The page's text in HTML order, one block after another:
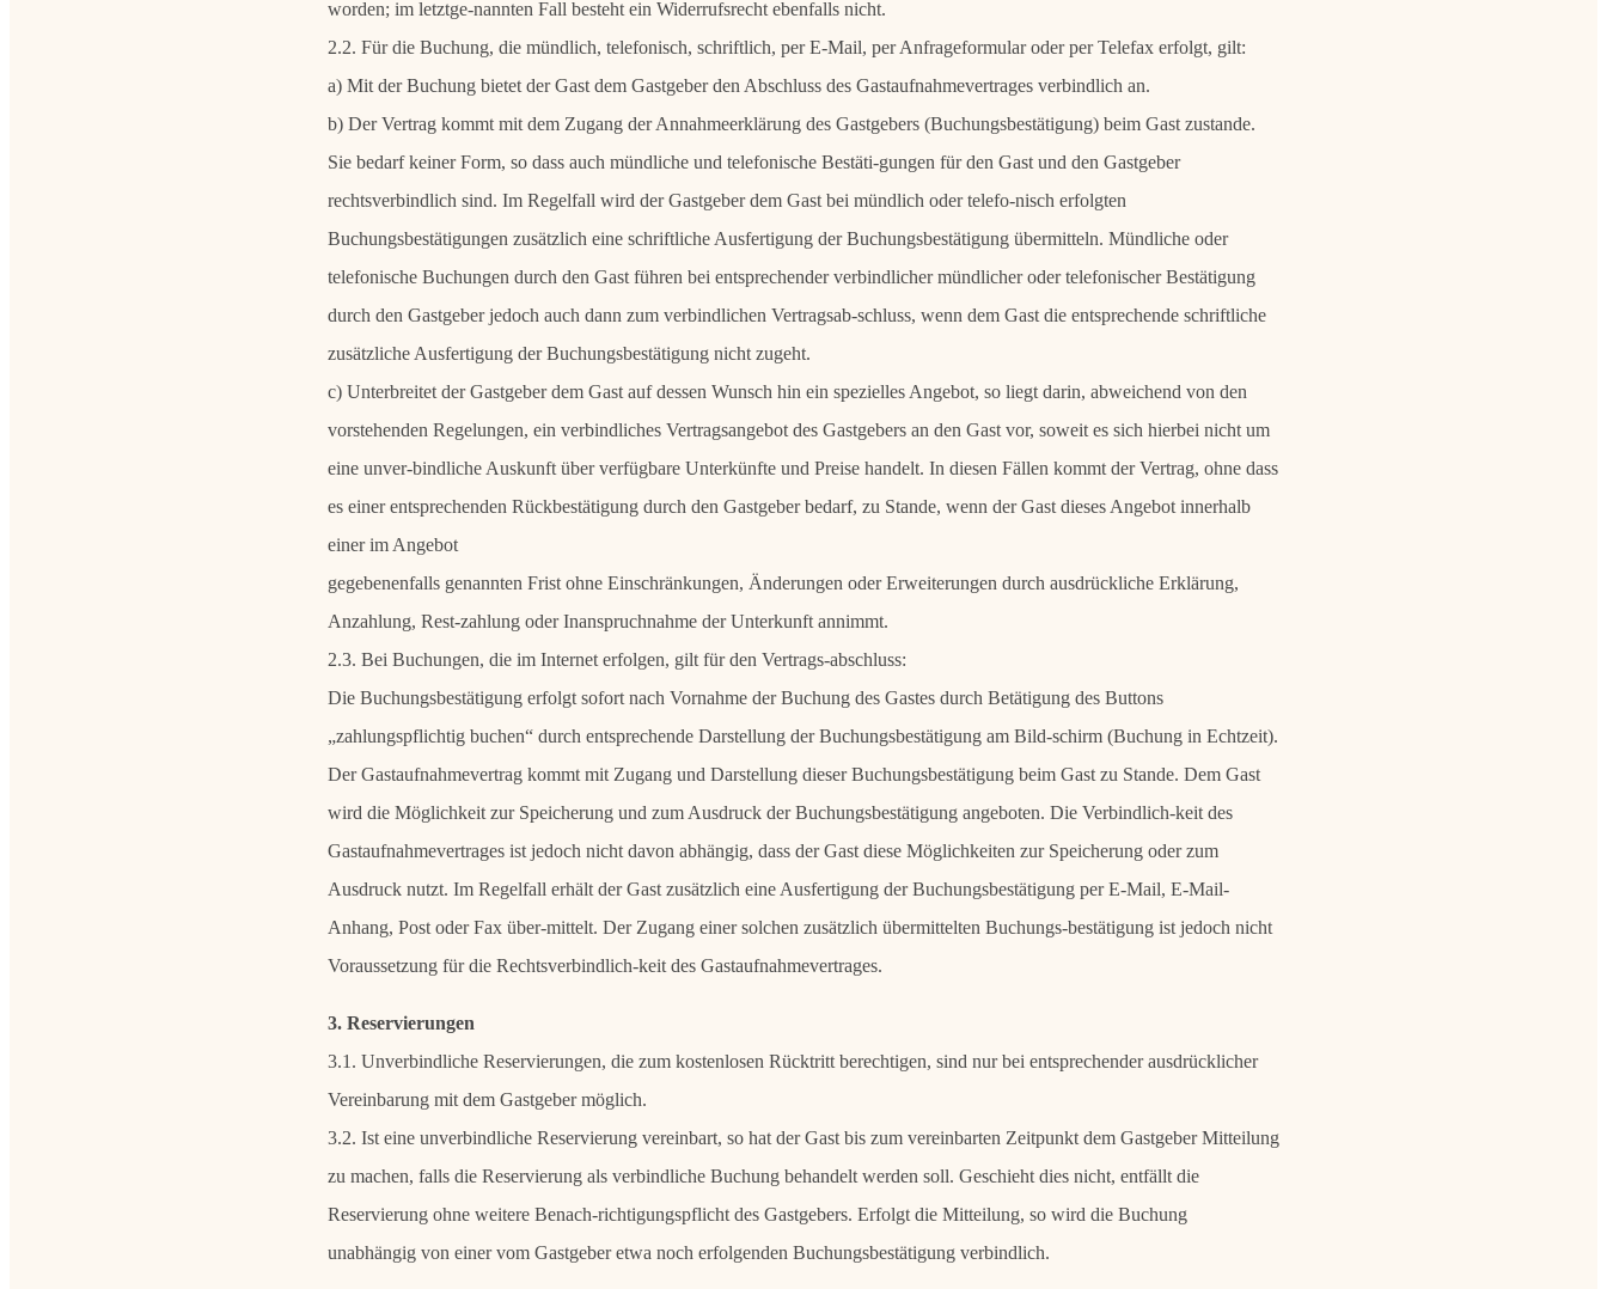
worden; im letztge-nannten Fall besteht ein Widerrufsrecht ebenfalls nicht.
2.2. Für die Buchung, die mündlich, telefonisch, schriftlich, per E-Mail, per Anfrageformular oder per Telefax erfolgt, gilt:
a) Mit der Buchung bietet der Gast dem Gastgeber den Abschluss des Gastaufnahmevertrages verbindlich an.
b) Der Vertrag kommt mit dem Zugang der Annahmeerklärung des Gastgebers (Buchungsbestätigung) beim Gast zustande.
Sie bedarf keiner Form, so dass auch mündliche und telefonische Bestäti-gungen für den Gast und den Gastgeber
rechtsverbindlich sind. Im Regelfall wird der Gastgeber dem Gast bei mündlich oder telefo-nisch erfolgten
Buchungsbestätigungen zusätzlich eine schriftliche Ausfertigung der Buchungsbestätigung übermitteln. Mündliche oder
telefonische Buchungen durch den Gast führen bei entsprechender verbindlicher mündlicher oder telefonischer Bestätigung
durch den Gastgeber jedoch auch dann zum verbindlichen Vertragsab-schluss, wenn dem Gast die entsprechende schriftliche
zusätzliche Ausfertigung der Buchungsbestätigung nicht zugeht.
c) Unterbreitet der Gastgeber dem Gast auf dessen Wunsch hin ein spezielles Angebot, so liegt darin, abweichend von den
vorstehenden Regelungen, ein verbindliches Vertragsangebot des Gastgebers an den Gast vor, soweit es sich hierbei nicht um
eine unver-bindliche Auskunft über verfügbare Unterkünfte und Preise handelt. In diesen Fällen kommt der Vertrag, ohne dass
es einer entsprechenden Rückbestätigung durch den Gastgeber bedarf, zu Stande, wenn der Gast dieses Angebot innerhalb
einer im Angebot
gegebenenfalls genannten Frist ohne Einschränkungen, Änderungen oder Erweiterungen durch ausdrückliche Erklärung,
Anzahlung, Rest-zahlung oder Inanspruchnahme der Unterkunft annimmt.
2.3. Bei Buchungen, die im Internet erfolgen, gilt für den Vertrags-abschluss:
Die Buchungsbestätigung erfolgt sofort nach Vornahme der Buchung des Gastes durch Betätigung des Buttons
„zahlungspflichtig buchen“ durch entsprechende Darstellung der Buchungsbestätigung am Bild-schirm (Buchung in Echtzeit).
Der Gastaufnahmevertrag kommt mit Zugang und Darstellung dieser Buchungsbestätigung beim Gast zu Stande. Dem Gast
wird die Möglichkeit zur Speicherung und zum Ausdruck der Buchungsbestätigung angeboten. Die Verbindlich-keit des
Gastaufnahmevertrages ist jedoch nicht davon abhängig, dass der Gast diese Möglichkeiten zur Speicherung oder zum
Ausdruck nutzt. Im Regelfall erhält der Gast zusätzlich eine Ausfertigung der Buchungsbestätigung per E-Mail, E-Mail-
Anhang, Post oder Fax über-mittelt. Der Zugang einer solchen zusätzlich übermittelten Buchungs-bestätigung ist jedoch nicht
Voraussetzung für die Rechtsverbindlich-keit des Gastaufnahmevertrages.
3. Reservierungen
3.1. Unverbindliche Reservierungen, die zum kostenlosen Rücktritt berechtigen, sind nur bei entsprechender ausdrücklicher
Vereinbarung mit dem Gastgeber möglich.
3.2. Ist eine unverbindliche Reservierung vereinbart, so hat der Gast bis zum vereinbarten Zeitpunkt dem Gastgeber Mitteilung
zu machen, falls die Reservierung als verbindliche Buchung behandelt werden soll. Geschieht dies nicht, entfällt die
Reservierung ohne weitere Benach-richtigungspflicht des Gastgebers. Erfolgt die Mitteilung, so wird die Buchung
unabhängig von einer vom Gastgeber etwa noch erfolgenden Buchungsbestätigung verbindlich.